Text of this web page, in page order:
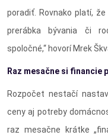
poradiť. Rovnako platí,
prerábka bývania či
spoločné,“ hovorí Mrek
Raz mesačne si financie
Rozpočet nestačí
ceny aj potreby
raz mesačne krátke